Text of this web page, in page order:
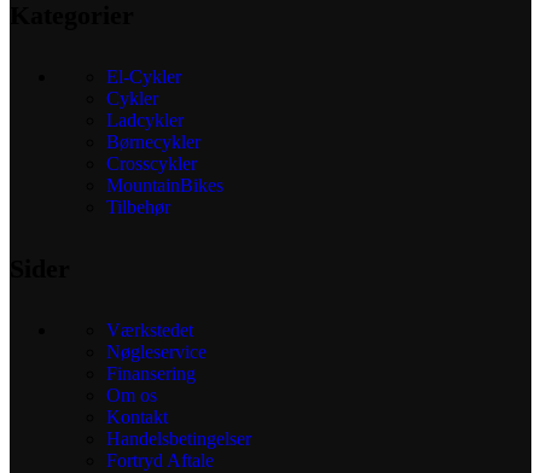
El-Cykler
Cykler
Ladcykler
Børnecykler
Crosscykler
MountainBikes
Tilbehør
Værkstedet
Nøgleservice
Finansering
Om os
Kontakt
Handelsbetingelser
Fortryd Aftale